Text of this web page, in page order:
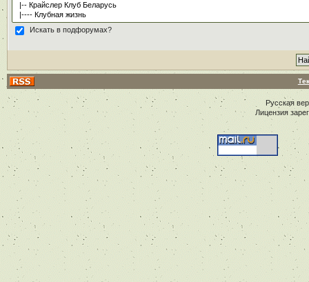
Искать в подфорумах?
Русская
Лицензия